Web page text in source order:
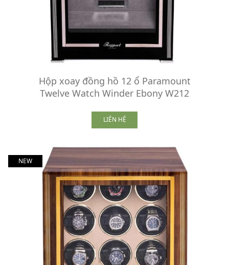
Hộp xoay đồng hồ 12 ổ Paramount
Twelve Watch Winder Ebony W212
LIÊN HỆ
NEW